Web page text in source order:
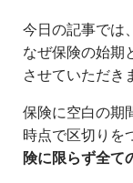
今日の記事では
なぜ保険の始期
させていただき
保険に空白の期
時点で区切りを
険に限らず全て